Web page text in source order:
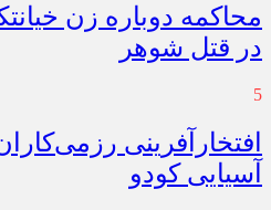
محاکمه دوباره زن
در قتل شوهر
5
افتخارآفرینی
آسیایی کودو